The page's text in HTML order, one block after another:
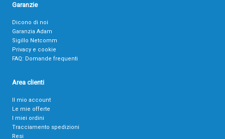
Garanzie
Dicono di noi
Garanzia Adam
Sigillo Netcomm
Privacy e cookie
FAQ: Domande frequenti
Area clienti
Il mio account
Le mie offerte
I miei ordini
Tracciamento spedizioni
Resi